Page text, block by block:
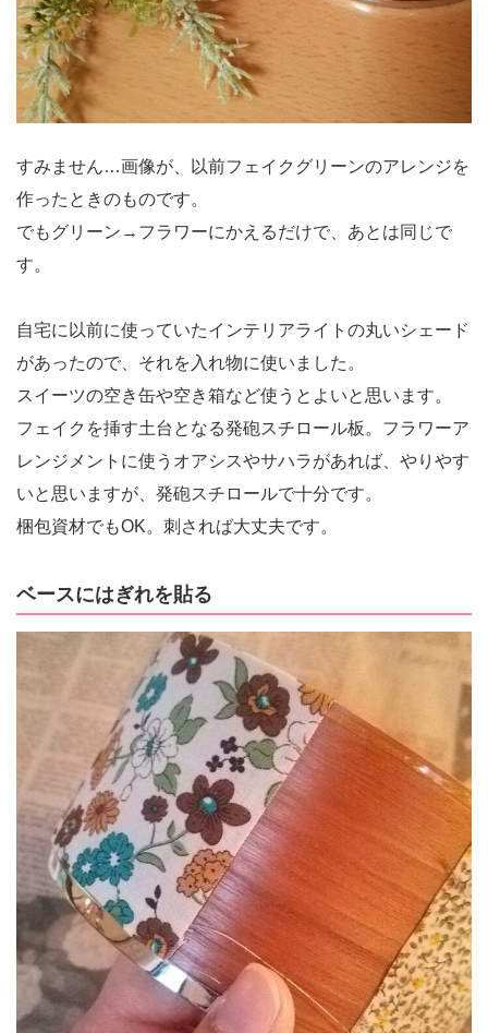
すみません…画像が、以前フェイクグリーンのアレンジを
作ったときのものです。
でもグリーン→フラワーにかえるだけで、あとは同じで
す。
自宅に以前に使っていたインテリアライトの丸いシェード
があったので、それを入れ物に使いました。
スイーツの空き缶や空き箱など使うとよいと思います。
フェイクを挿す土台となる発砲スチロール板。フラワーア
レンジメントに使うオアシスやサハラがあれば、やりやす
いと思いますが、発砲スチロールで十分です。
梱包資材でもOK。刺されば大丈夫です。
ベースにはぎれを貼る